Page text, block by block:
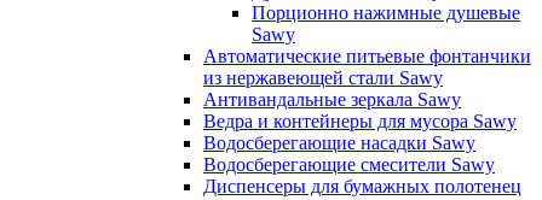
Порционно нажимные душевые
Sawy
Автоматические питьевые фонтанчики
из нержавеющей стали Sawy
Антивандальные зеркала Sawy
Ведра и контейнеры для мусора Sawy
Водосберегающие насадки Sawy
Водосберегающие смесители Sawy
Диспенсеры для бумажных полотенец